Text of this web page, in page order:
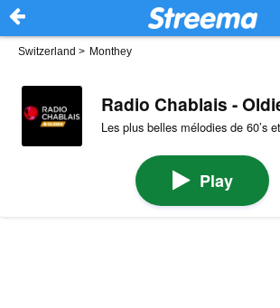
Switzerland > Monthey
Radio Chablais -
Les plus belles mélodies de 60’s
Play